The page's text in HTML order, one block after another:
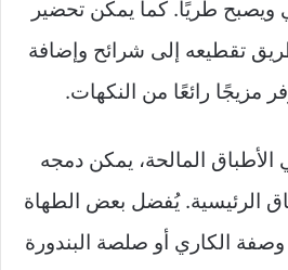
ويصبح طريًا. كما يمكن تحضير
تقطيعه إلى شرائح وإضافة
مزيجًا رائعًا من النكهات.
المالحة، يمكن دمجه
الرئيسية. يُفضل بعض الطهاة
الكاري أو صلصة البندورة